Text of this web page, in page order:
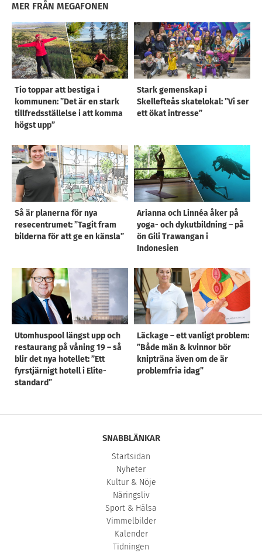
MER FRÅN MEGAFONEN
Tio toppar att bestiga i
kommunen: ”Det är en stark
tillfredsställelse i att komma
högst upp”
Stark gemenskap i
Skellefteås skatelokal: ”Vi ser
ett ökat intresse”
Så är planerna för nya
resecentrumet: ”Tagit fram
bilderna för att ge en känsla”
Arianna och Linnéa åker på
yoga- och dykutbildning – på
ön Gili Trawangan i
Indonesien
Utomhuspool längst upp och
restaurang på våning 19 – så
blir det nya hotellet: ”Ett
fyrstjärnigt hotell i Elite-
standard”
Läckage – ett vanligt problem:
”Både män & kvinnor bör
knipträna även om de är
problemfria idag”
SNABBLÄNKAR
Startsidan
Nyheter
Kultur & Nöje
Näringsliv
Sport & Hälsa
Vimmelbilder
Kalender
Tidningen